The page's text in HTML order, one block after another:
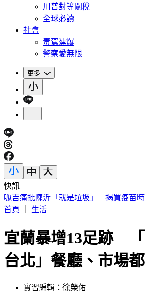
川普對等關稅
全球必讀
社會
毒駕連爆
警察愛無限
更多
快訊
台股「這1檔」9/1正式下市 245名千張大
首頁
生活
宜蘭暴增13足跡
台北」餐廳、市場都
實習編輯：徐榮佑